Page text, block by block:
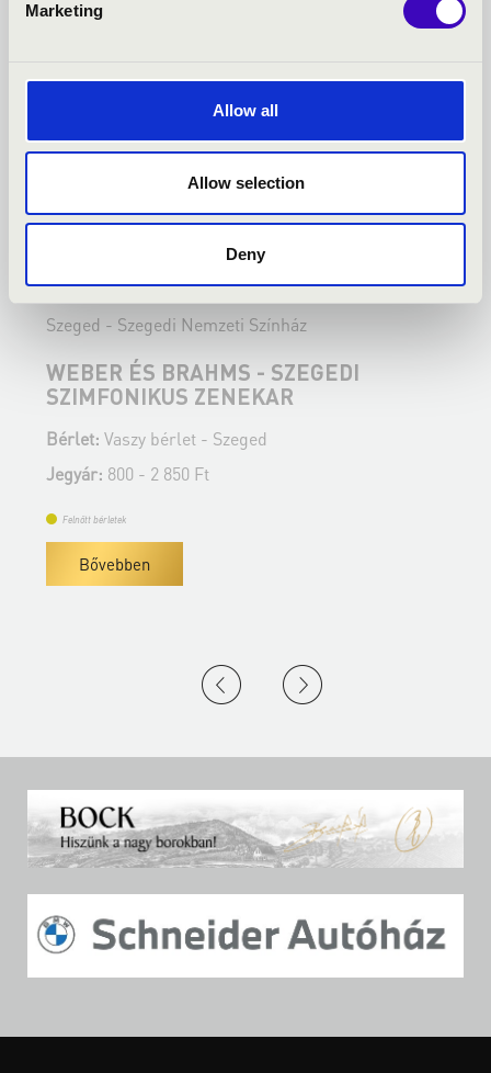
Marketing
Allow all
Allow selection
Deny
2022.02.22. - kedd 19:30
Szeged - Szegedi Nemzeti Színház
WEBER ÉS BRAHMS - SZEGEDI
SZIMFONIKUS ZENEKAR
Bérlet: Vaszy bérlet - Szeged
Jegyár: 800 - 2 850 Ft
Felnőtt bérletek
Bővebben